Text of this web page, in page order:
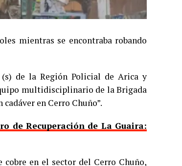
mientras se encontraba robando
de la Región Policial de Arica y
multidisciplinario de la Brigada
en Cerro Chuño”.
de Recuperación de La Guaira:
cobre en el sector del Cerro Chuño,